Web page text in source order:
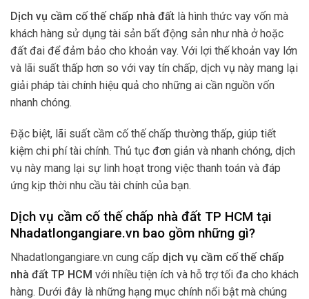
Dịch vụ cầm cố thế chấp nhà đất là hình thức vay vốn mà
khách hàng sử dụng tài sản bất động sản như nhà ở hoặc
đất đai để đảm bảo cho khoản vay. Với lợi thế khoản vay lớn
và lãi suất thấp hơn so với vay tín chấp, dịch vụ này mang lại
giải pháp tài chính hiệu quả cho những ai cần nguồn vốn
nhanh chóng.
Đặc biệt, lãi suất cầm cố thế chấp thường thấp, giúp tiết
kiệm chi phí tài chính. Thủ tục đơn giản và nhanh chóng, dịch
vụ này mang lại sự linh hoạt trong việc thanh toán và đáp
ứng kịp thời nhu cầu tài chính của bạn.
Dịch vụ cầm cố thế chấp nhà đất TP HCM tại
Nhadatlongangiare.vn bao gồm những gì?
Nhadatlongangiare.vn cung cấp dịch vụ cầm cố thế chấp
nhà đất TP HCM với nhiều tiện ích và hỗ trợ tối đa cho khách
hàng. Dưới đây là những hạng mục chính nổi bật mà chúng